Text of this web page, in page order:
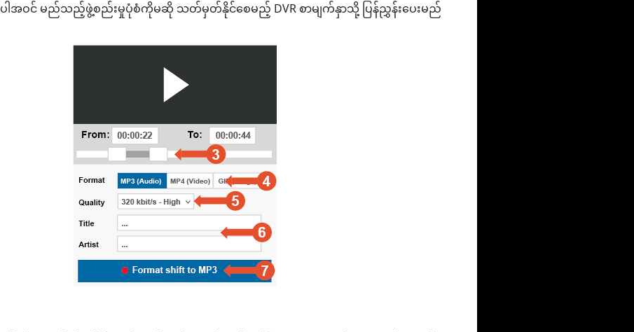
ါအဝင် မည်သည့်ဖွဲ့စည်းမှုပုံစံကိုမဆို သတ်မှတ်နိုင်စေမည့် DVR စာမျက်နှာသို့ ပြန်ညွှန်းပေးမည်